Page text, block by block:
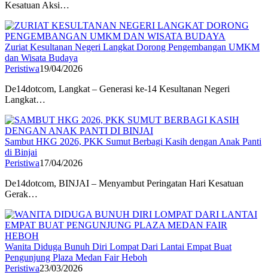
Kesatuan Aksi…
Zuriat Kesultanan Negeri Langkat Dorong Pengembangan UMKM
dan Wisata Budaya
Peristiwa19/04/2026
De14dotcom, Langkat – Generasi ke-14 Kesultanan Negeri
Langkat…
Sambut HKG 2026, PKK Sumut Berbagi Kasih dengan Anak Panti
di Binjai
Peristiwa17/04/2026
De14dotcom, BINJAI – Menyambut Peringatan Hari Kesatuan
Gerak…
Wanita Diduga Bunuh Diri Lompat Dari Lantai Empat ‎Buat
Pengunjung Plaza Medan Fair Heboh
Peristiwa23/03/2026